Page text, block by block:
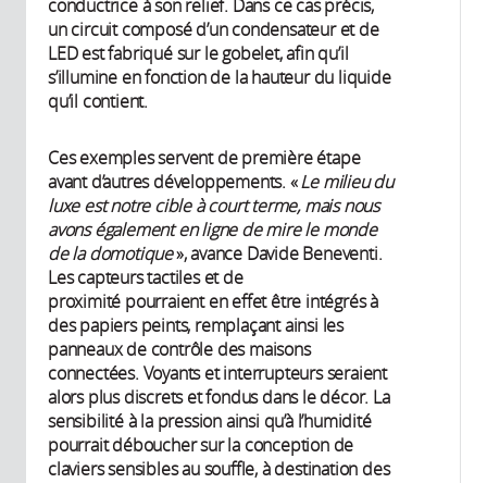
conductrice à son relief. Dans ce cas précis,
un circuit composé d’un condensateur et de
LED est fabriqué sur le gobelet, afin qu’il
s’illumine en fonction de la hauteur du liquide
qu’il contient.
Ces exemples servent de première étape
avant d’autres développements. «Le milieu du
luxe est notre cible à court terme, mais nous
avons également en ligne de mire le monde
de la domotique», avance Davide Beneventi.
Les capteurs tactiles et de
proximité pourraient en effet être intégrés à
des papiers peints, remplaçant ainsi les
panneaux de contrôle des maisons
connectées. Voyants et interrupteurs seraient
alors plus discrets et fondus dans le décor. La
sensibilité à la pression ainsi qu’à l’humidité
pourrait déboucher sur la conception de
claviers sensibles au souffle, à destination des